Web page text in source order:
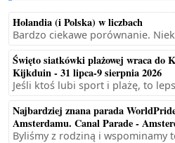
Holandia (i Polska) w liczbach
Bardzo ciekawe porównanie.
Święto siatkówki plażowej wraca do
Kijkduin - 31 lipca-9 sierpnia 2026
Jeśli ktoś lubi sport i plażę, to
Najbardziej znana parada
Amsterdamu. Canal Parade -
Byliśmy z rodziną i wspominamy